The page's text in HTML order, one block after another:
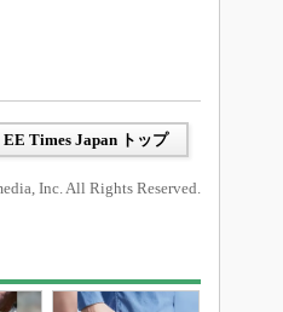
EE Times Japan トップ
Inc. All Rights Reserved.